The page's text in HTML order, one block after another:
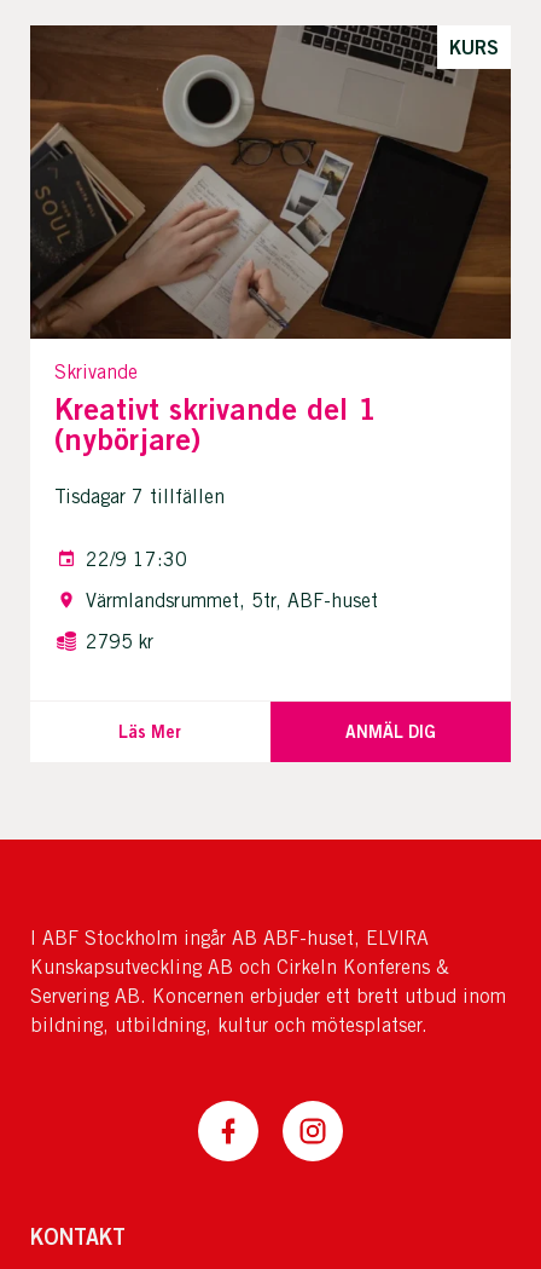
KURS
Skrivande
Kreativt skrivande del 1
(nybörjare)
Tisdagar 7 tillfällen
22/9 17:30
Värmlandsrummet, 5tr, ABF-huset
2795 kr
Läs Mer ANMÄL DIG
I ABF Stockholm ingår AB ABF-huset, ELVIRA
Kunskapsutveckling AB och Cirkeln Konferens &
Servering AB. Koncernen erbjuder ett brett utbud inom
bildning, utbildning, kultur och mötesplatser.
KONTAKT